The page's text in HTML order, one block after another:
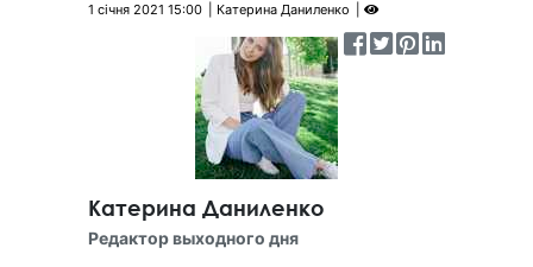
1 січня 2021 15:00 Катерина Даниленко
Катерина Даниленко
Редактор выходного дня